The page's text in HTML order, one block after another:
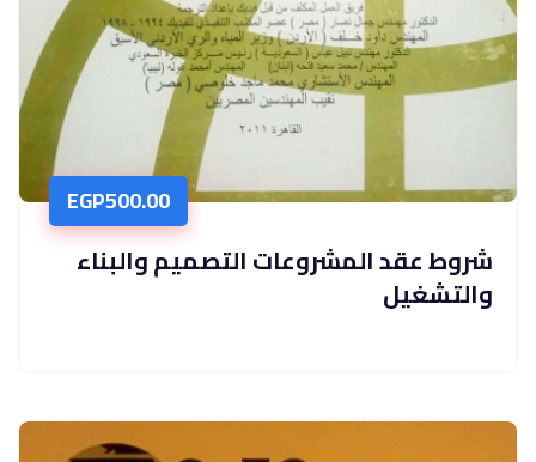
EGP500.00
شروط عقد المشروعات التصميم والبناء
والتشغيل